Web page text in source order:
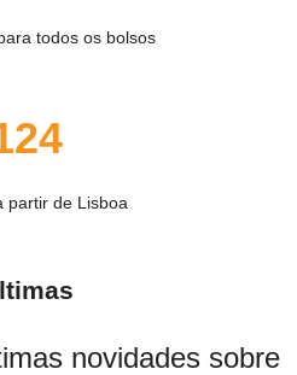
todos os bolsos
partir de Lisboa
novidades sobre